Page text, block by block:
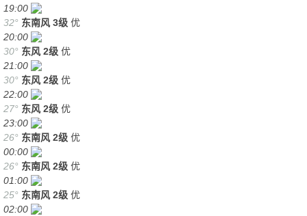
19:00
32° 东南风 3级 优
20:00
30° 东风 2级 优
21:00
30° 东风 2级 优
22:00
27° 东风 2级 优
23:00
26° 东南风 2级 优
00:00
26° 东南风 2级 优
01:00
25° 东南风 2级 优
02:00